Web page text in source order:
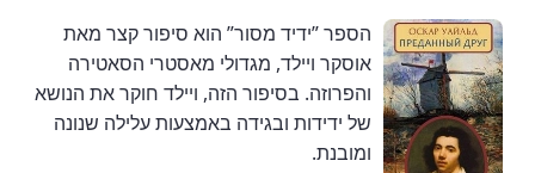
הספר ”ידיד מסור” הוא סיפור קצר מאת
אוסקר ויילד, מגדולי מאסטרי הסאטירה
והפרוזה. בסיפור הזה, ויילד חוקר את הנושא
של ידידות ובגידה באמצעות עלילה שנונה
ומובנת.